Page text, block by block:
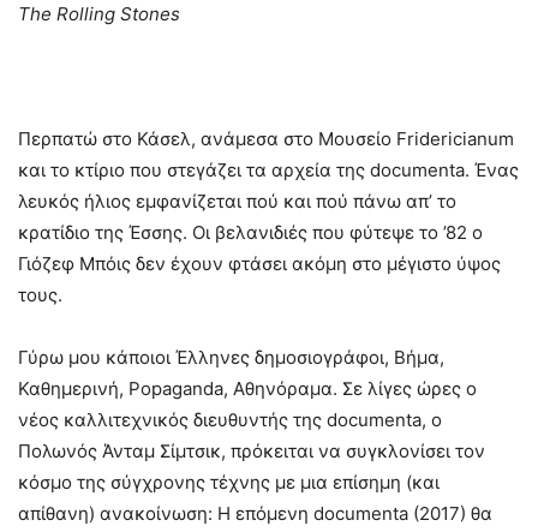
The Rolling Stones
Περπατώ στο Κάσελ, ανάμεσα στο Mουσείο Fridericianum
και το κτίριο που στεγάζει τα αρχεία της documenta. Ένας
λευκός ήλιος εμφανίζεται πού και πού πάνω απ’ το
κρατίδιο της Έσσης. Οι βελανιδιές που φύτεψε το ’82 ο
Γιόζεφ Μπόις δεν έχουν φτάσει ακόμη στο μέγιστο ύψος
τους.
Γύρω μου κάποιοι Έλληνες δημοσιογράφοι, Βήμα,
Καθημερινή, Popaganda, Αθηνόραμα. Σε λίγες ώρες ο
νέος καλλιτεχνικός διευθυντής της documenta, ο
Πολωνός Άνταμ Σίμτσικ, πρόκειται να συγκλονίσει τον
κόσμο της σύγχρονης τέχνης με μια επίσημη (και
απίθανη) ανακοίνωση: Η επόμενη documenta (2017) θα